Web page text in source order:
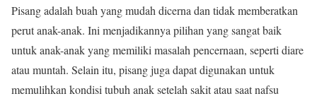
Pisang adalah buah yang mudah dicerna dan tidak memberatkan
perut anak-anak. Ini menjadikannya pilihan yang sangat baik
untuk anak-anak yang memiliki masalah pencernaan, seperti diare
atau muntah. Selain itu, pisang juga dapat digunakan untuk
memulihkan kondisi tubuh anak setelah sakit atau saat nafsu